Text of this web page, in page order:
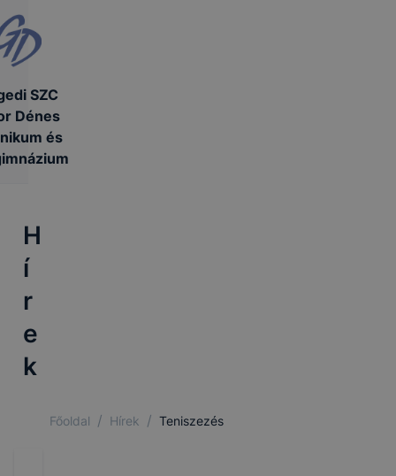
SZC
Dénes
és
H
í
r
e
k
Főoldal / Hírek / Teniszezés